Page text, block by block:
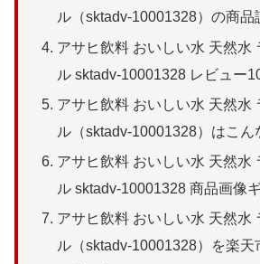
ル（sktadv-10001328）の商品
アサヒ飲料 おいしい水 天然水
ル sktadv-10001328 レビュー
アサヒ飲料 おいしい水 天然水
ル（sktadv-10001328）はこん
アサヒ飲料 おいしい水 天然水
ル sktadv-10001328 商品画像
アサヒ飲料 おいしい水 天然水
ル（sktadv-10001328）を楽天